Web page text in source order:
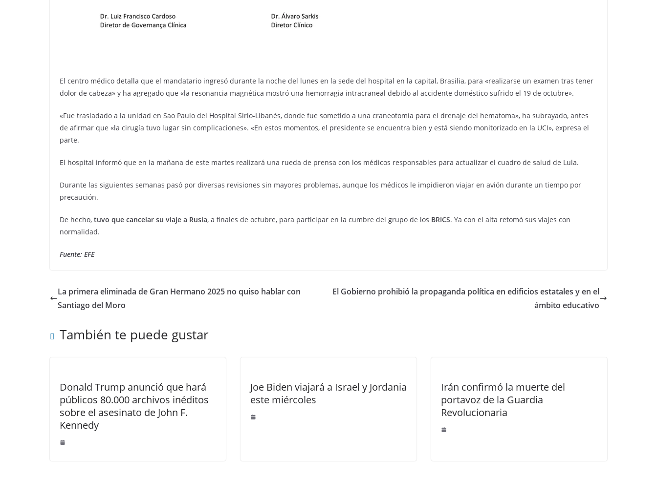
El centro médico detalla que el mandatario ingresó durante la noche del lunes en la sede del hospital en la capital, Brasilia, para «realizarse un examen tras tener
dolor de cabeza» y ha agregado que «la resonancia magnética mostró una hemorragia intracraneal debido al accidente doméstico sufrido el 19 de octubre».
«Fue trasladado a la unidad en Sao Paulo del Hospital Sirio-Libanés, donde fue sometido a una craneotomía para el drenaje del hematoma», ha subrayado, antes
de afirmar que «la cirugía tuvo lugar sin complicaciones». «En estos momentos, el presidente se encuentra bien y está siendo monitorizado en la UCI», expresa el
parte.
El hospital informó que en la mañana de este martes realizará una rueda de prensa con los médicos responsables para actualizar el cuadro de salud de Lula.
Durante las siguientes semanas pasó por diversas revisiones sin mayores problemas, aunque los médicos le impidieron viajar en avión durante un tiempo por
precaución.
De hecho, tuvo que cancelar su viaje a Rusia, a finales de octubre, para participar en la cumbre del grupo de los BRICS. Ya con el alta retomó sus viajes con
normalidad.
Fuente: EFE
La primera eliminada de Gran Hermano 2025 no quiso hablar con
Santiago del Moro
El Gobierno prohibió la propaganda política en edificios estatales y en el
ámbito educativo
También te puede gustar
Donald Trump anunció que hará
públicos 80.000 archivos inéditos
sobre el asesinato de John F.
Kennedy
Joe Biden viajará a Israel y Jordania
este miércoles
Irán confirmó la muerte del
portavoz de la Guardia
Revolucionaria